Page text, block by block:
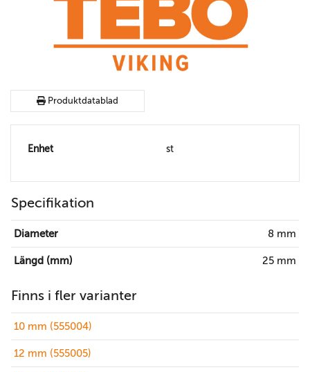
Produktdatablad
Enhet st
Specifikation
Diameter 8 mm
Längd (mm) 25 mm
Finns i fler varianter
10 mm (555004)
12 mm (555005)